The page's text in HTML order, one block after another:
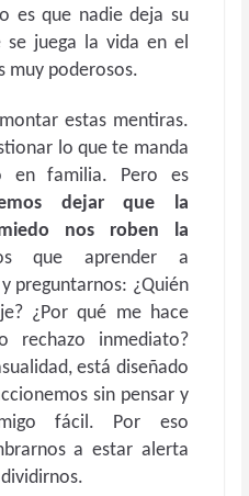
es que nadie deja su
se juega la vida en el
muy poderosos.
estas mentiras.
lo que te manda
en familia. Pero es
dejar que la
nos roben la
que aprender a
preguntarnos: ¿Quién
¿Por qué me hace
rechazo inmediato?
está diseñado
sin pensar y
fácil. Por eso
a estar alerta